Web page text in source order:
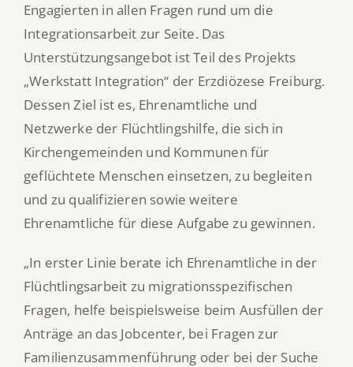
Engagierten in allen Fragen rund um die
Integrationsarbeit zur Seite. Das
Unterstützungsangebot ist Teil des Projekts
„Werkstatt Integration“ der Erzdiözese Freiburg.
Dessen Ziel ist es, Ehrenamtliche und
Netzwerke der Flüchtlingshilfe, die sich in
Kirchengemeinden und Kommunen für
geflüchtete Menschen einsetzen, zu begleiten
und zu qualifizieren sowie weitere
Ehrenamtliche für diese Aufgabe zu gewinnen.
„In erster Linie berate ich Ehrenamtliche in der
Flüchtlingsarbeit zu migrationsspezifischen
Fragen, helfe beispielsweise beim Ausfüllen der
Anträge an das Jobcenter, bei Fragen zur
Familienzusammenführung oder bei der Suche